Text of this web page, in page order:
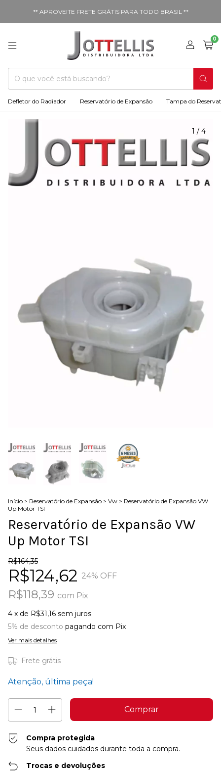
** APROVEITE FRETE GRÁTIS PARA TODO BRASIL **
0
Defletor do Radiador Reservatório de Expansão Tampa do
1 / 4
Início > Reservatório de Expansão > Vw > Reservatório de Expansão VW
Up Motor TSI
Reservatório de Expansão VW
Up Motor TSI
R$164,35
R$124,62 24% OFF
R$118,39 com Pix
4 x de R$31,16 sem juros
5% de desconto pagando com Pix
Ver mais detalhes
Frete grátis
Atenção, última peça!
Compra protegida
Seus dados cuidados durante toda a compra.
Trocas e devoluções